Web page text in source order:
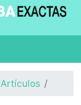
Artículos